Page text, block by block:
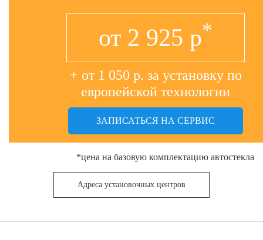
от 2 925 р*
+ от 1 050 р. за установку по
европейской технологии
ЗАПИСАТЬСЯ НА СЕРВИС
*цена на базовую комплектацию автостекла
Адреса установочных центров